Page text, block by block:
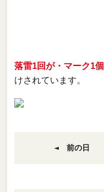
落雷1回が・マーク1個
けされています。
前の日